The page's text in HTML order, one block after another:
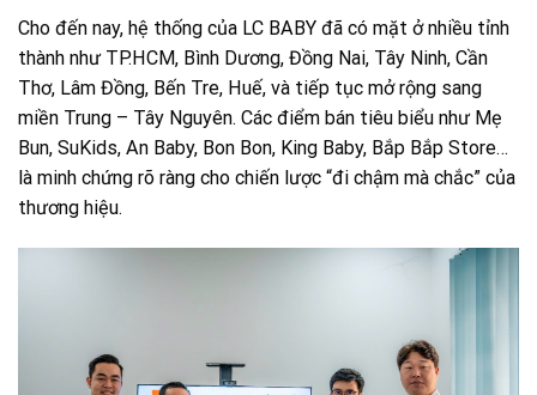
Cho đến nay, hệ thống của LC BABY đã có mặt ở nhiều tỉnh
thành như TP.HCM, Bình Dương, Đồng Nai, Tây Ninh, Cần
Thơ, Lâm Đồng, Bến Tre, Huế, và tiếp tục mở rộng sang
miền Trung – Tây Nguyên. Các điểm bán tiêu biểu như Mẹ
Bun, SuKids, An Baby, Bon Bon, King Baby, Bắp Bắp Store…
là minh chứng rõ ràng cho chiến lược “đi chậm mà chắc” của
thương hiệu.